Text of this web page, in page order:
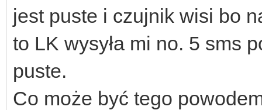
jest puste i czujnik wisi bo
to LK wysyła mi no. 5 sms
puste.
Co może być tego